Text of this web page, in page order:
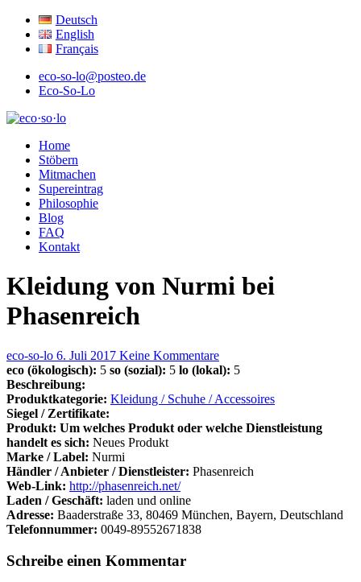
Deutsch
English
Français
eco-so-lo@posteo.de
Eco-So-Lo
eco·so·lo
Home
Stöbern
Mitmachen
Supereintrag
Philosophie
Blog
FAQ
Kontakt
Kleidung von Nurmi bei
Phasenreich
eco-so-lo 6. Juli 2017 Keine Kommentare
eco (ökologisch): 5 so (sozial): 5 lo (lokal): 5
Beschreibung:
Produktkategorie: Kleidung / Schuhe / Accessoires
Siegel / Zertifikate:
Produkt: Um welches Produkt oder welche Dienstleistung
handelt es sich: Neues Produkt
Marke / Label: Nurmi
Händler / Anbieter / Dienstleister: Phasenreich
Web-Link: http://phasenreich.net/
Laden / Geschäft: laden und online
Adresse: Baaderstraße 33, 80469 München, Bayern, Deutschland
Telefonnummer: 0049-89552671838
Schreibe einen Kommentar